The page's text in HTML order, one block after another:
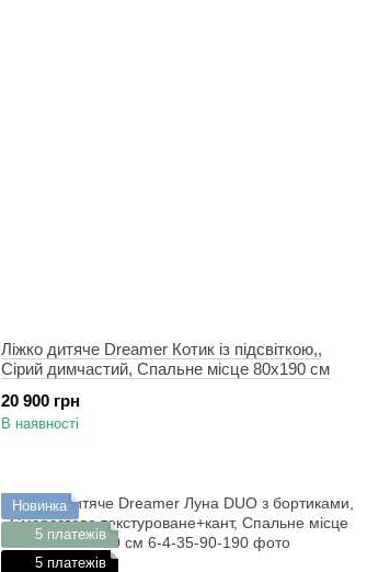
Ліжко дитяче Dreamer Котик із підсвіткою,,
Сірий димчастий, Спальне місце 80х190 см
20 900 грн
В наявності
Новинка
5 платежів
5 платежів